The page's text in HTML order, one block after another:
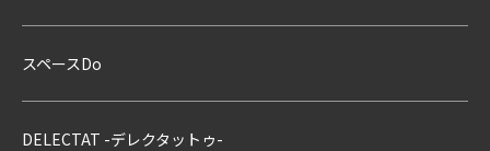
スペースDo
DELECTAT -デレクタットゥ-